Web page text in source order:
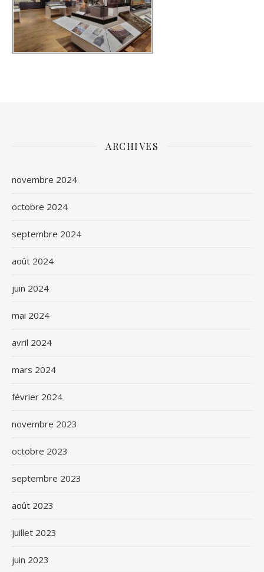
ARCHIVES
novembre 2024
octobre 2024
septembre 2024
août 2024
juin 2024
mai 2024
avril 2024
mars 2024
février 2024
novembre 2023
octobre 2023
septembre 2023
août 2023
juillet 2023
juin 2023